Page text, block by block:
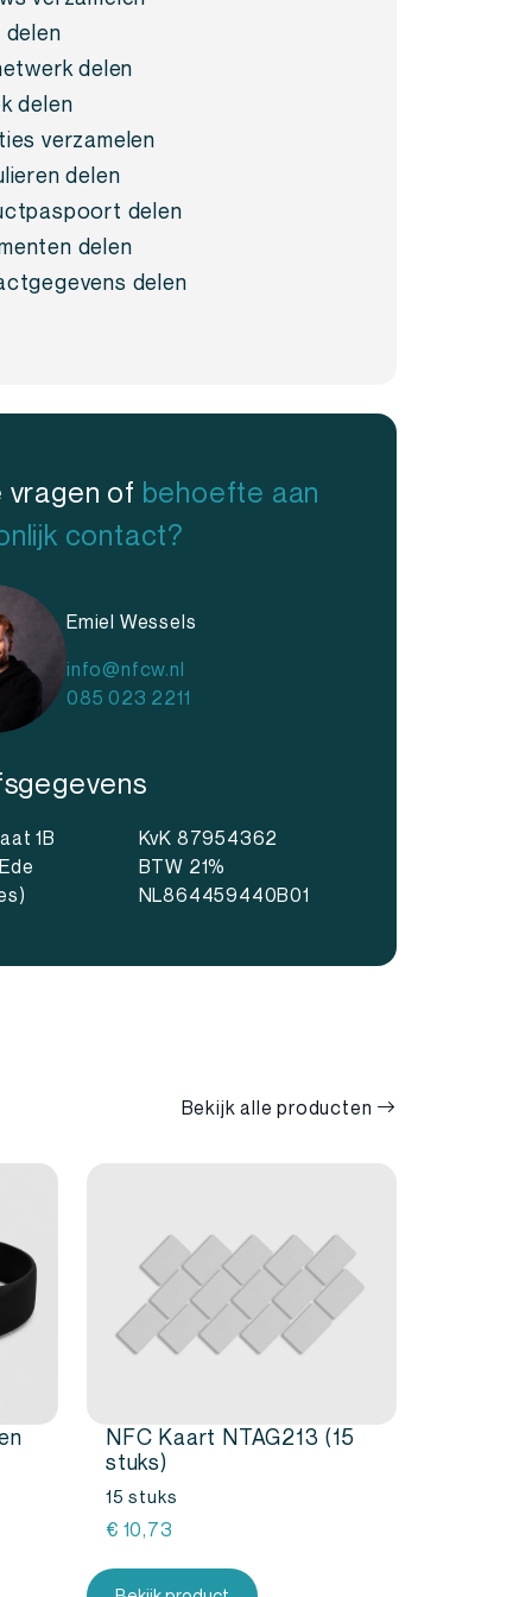
delen
delen
delen
verzamelen
delen
delen
delen
delen
vragen of behoefte aan
contact?
Emiel Wessels
info@nfcw.nl
085 023 2211
1B
KvK 87954362
BTW 21%
NL864459440B01
Bekijk alle producten
NFC Kaart NTAG213 (15
stuks)
15 stuks
€ 10,73